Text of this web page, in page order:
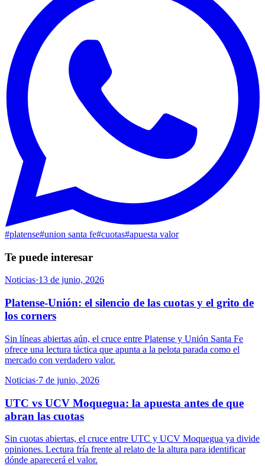
#platense#union santa fe#cuotas#apuesta valor
Te puede interesar
Noticias·13 de junio, 2026
Platense-Unión: el silencio de las cuotas y el grito de
los corners
Sin líneas abiertas aún, el cruce entre Platense y Unión Santa Fe
ofrece una lectura táctica que apunta a la pelota parada como el
mercado con verdadero valor.
Noticias·7 de junio, 2026
UTC vs UCV Moquegua: la apuesta antes de que
abran las cuotas
Sin cuotas abiertas, el cruce entre UTC y UCV Moquegua ya divide
opiniones. Lectura fría frente al relato de la altura para identificar
dónde aparecerá el valor.